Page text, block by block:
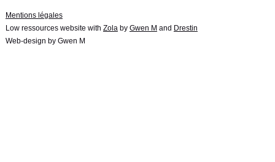
Mentions légales
Low ressources website with Zolaby Gwen M and Drestin
Web-design by Gwen M